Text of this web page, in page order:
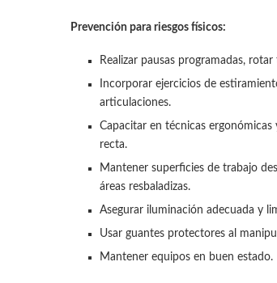
Prevención para riesgos físicos:
Realizar pausas programadas,
Incorporar ejercicios de
articulaciones.
Capacitar en técnicas
recta.
Mantener superficies de trabajo
áreas resbaladizas.
Asegurar iluminación adecuada y
Usar guantes protectores al
Mantener equipos en buen estado.